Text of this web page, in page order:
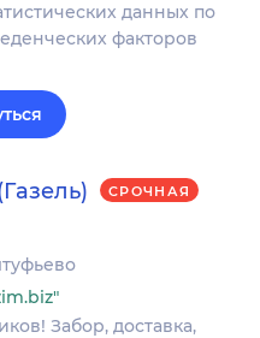
данных по
факторов
СРОЧНАЯ
Забор, доставка,